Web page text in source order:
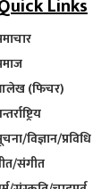
Links
(फिचर)
विज्ञान/प्रविधि
संगीत